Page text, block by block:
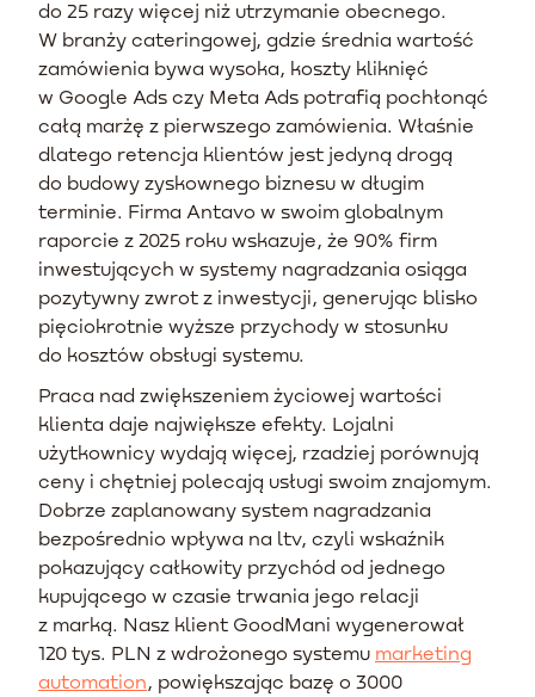
do 25 razy więcej niż utrzymanie obecnego.
W branży cateringowej, gdzie średnia wartość
zamówienia bywa wysoka, koszty kliknięć
w Google Ads czy Meta Ads potrafią pochłonąć
całą marżę z pierwszego zamówienia. Właśnie
dlatego retencja klientów jest jedyną drogą
do budowy zyskownego biznesu w długim
terminie. Firma Antavo w swoim globalnym
raporcie z 2025 roku wskazuje, że 90% firm
inwestujących w systemy nagradzania osiąga
pozytywny zwrot z inwestycji, generując blisko
pięciokrotnie wyższe przychody w stosunku
do kosztów obsługi systemu.
Praca nad zwiększeniem życiowej wartości
klienta daje największe efekty. Lojalni
użytkownicy wydają więcej, rzadziej porównują
ceny i chętniej polecają usługi swoim znajomym.
Dobrze zaplanowany system nagradzania
bezpośrednio wpływa na ltv, czyli wskaźnik
pokazujący całkowity przychód od jednego
kupującego w czasie trwania jego relacji
z marką. Nasz klient GoodMani wygenerował
120 tys. PLN z wdrożonego systemu marketing
automation, powiększając bazę o 3000